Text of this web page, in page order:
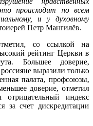
происходит по всем
и у духовному
Петр Мангилёв.
со ссылкой на
рейтинг Церкви в
Большее доверие,
выразили только
палата, профсоюзы,
доверие, отметил
отрицательный индекс
за счет дискредитации